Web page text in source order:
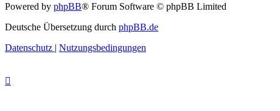
Powered by phpBB® Forum Software © phpBB Limited
Deutsche Übersetzung durch phpBB.de
Datenschutz | Nutzungsbedingungen